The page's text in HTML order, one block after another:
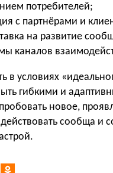
потребителей;
с партнёрами и
на развитие
каналов
в условиях
гибкими и
новое,
сообща и